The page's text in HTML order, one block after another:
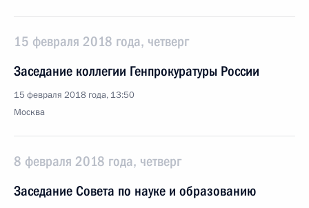
15 февраля 2018 года, четверг
Заседание коллегии Генпрокуратуры России
15 февраля 2018 года, 13:50
Москва
8 февраля 2018 года, четверг
Заседание Совета по науке и образованию